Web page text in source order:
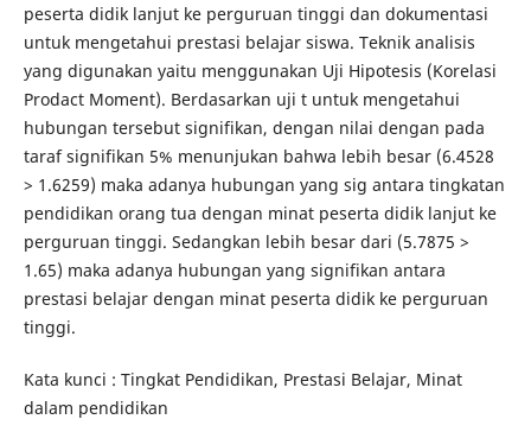
peserta didik lanjut ke perguruan tinggi dan dokumentasi
untuk mengetahui prestasi belajar siswa. Teknik analisis
yang digunakan yaitu menggunakan Uji Hipotesis (Korelasi
Prodact Moment). Berdasarkan uji t untuk mengetahui
hubungan tersebut signifikan, dengan nilai dengan pada
taraf signifikan 5% menunjukan bahwa lebih besar (6.4528
> 1.6259) maka adanya hubungan yang sig antara tingkatan
pendidikan orang tua dengan minat peserta didik lanjut ke
perguruan tinggi. Sedangkan lebih besar dari (5.7875 >
1.65) maka adanya hubungan yang signifikan antara
prestasi belajar dengan minat peserta didik ke perguruan
tinggi.
Kata kunci : Tingkat Pendidikan, Prestasi Belajar, Minat
dalam pendidikan